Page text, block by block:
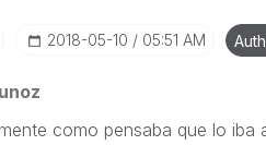
‎2018-05-10 05:51 AM
como pensaba que lo iba